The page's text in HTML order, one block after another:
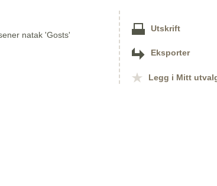
natak 'Gosts'
Utskrift
Eksporter
Legg i Mitt